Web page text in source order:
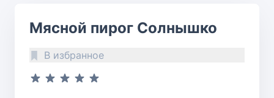
Мясной пирог Солнышко
В избранное